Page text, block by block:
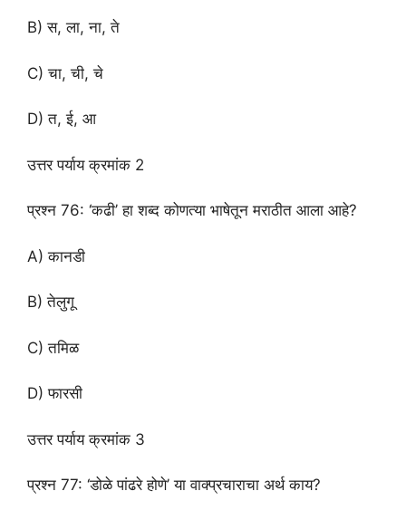
B) स, ला, ना, ते
C) चा, ची, चे
D) त, ई, आ
उत्तर पर्याय क्रमांक 2
प्रश्न 76: ‘कढी’ हा शब्द कोणत्या भाषेतून मराठीत आला आहे?
A) कानडी
B) तेलुगू
C) तमिळ
D) फारसी
उत्तर पर्याय क्रमांक 3
प्रश्न 77: ‘डोळे पांढरे होणे’ या वाक्प्रचाराचा अर्थ काय?